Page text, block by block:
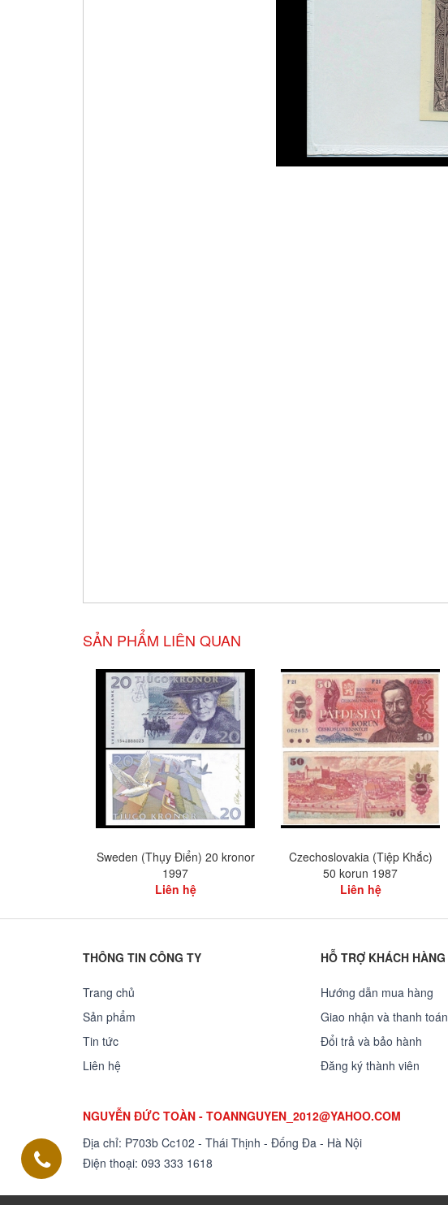
SẢN PHẨM LIÊN QUAN
Sweden (Thụy Điển) 20 kronor
1997
Liên hệ
Czechoslovakia (Tiệp Khắc)
50 korun 1987
Liên hệ
THÔNG TIN CÔNG TY
Trang chủ
Sản phẩm
Tin tức
Liên hệ
HỖ TRỢ KHÁCH HÀNG
Hướng dẫn mua hàng
Giao nhận và thanh toán
Đổi trả và bảo hành
Đăng ký thành viên
NGUYỄN ĐỨC TOÀN - TOANNGUYEN_2012@YAHOO.COM
Địa chỉ: P703b Cc102 - Thái Thịnh - Đống Đa - Hà Nội
Điện thoại: 093 333 1618